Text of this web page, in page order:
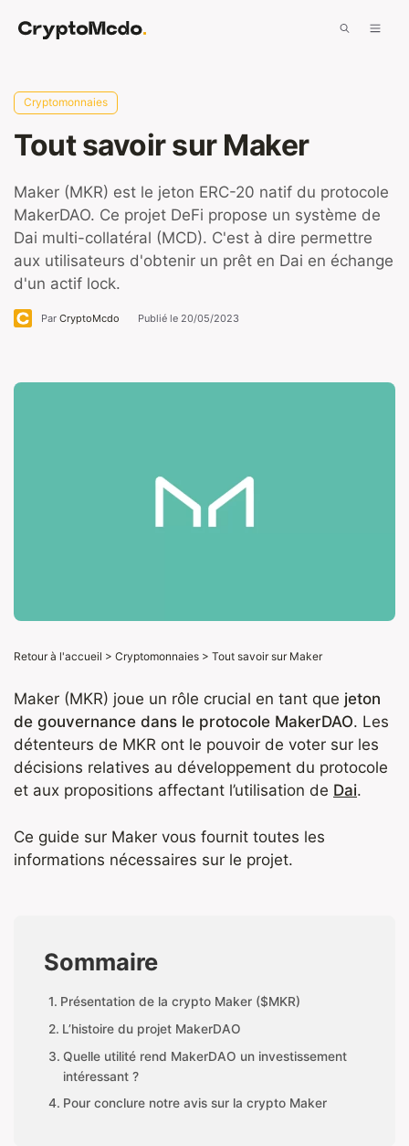
Cryptomonnaies
Tout savoir sur Maker
Maker (MKR) est le jeton ERC-20 natif du protocole
MakerDAO. Ce projet DeFi propose un système de
Dai multi-collatéral (MCD). C'est à dire permettre
aux utilisateurs d'obtenir un prêt en Dai en échange
d'un actif lock.
Par CryptoMcdo Publié le 20/05/2023
Retour à l'accueil > Cryptomonnaies > Tout savoir sur Maker
Maker (MKR) joue un rôle crucial en tant que jeton
de gouvernance dans le protocole MakerDAO. Les
détenteurs de MKR ont le pouvoir de voter sur les
décisions relatives au développement du protocole
et aux propositions affectant l’utilisation de Dai.
Ce guide sur Maker vous fournit toutes les
informations nécessaires sur le projet.
Sommaire
Présentation de la crypto Maker ($MKR)
L’histoire du projet MakerDAO
Quelle utilité rend MakerDAO un investissement
intéressant ?
Pour conclure notre avis sur la crypto Maker